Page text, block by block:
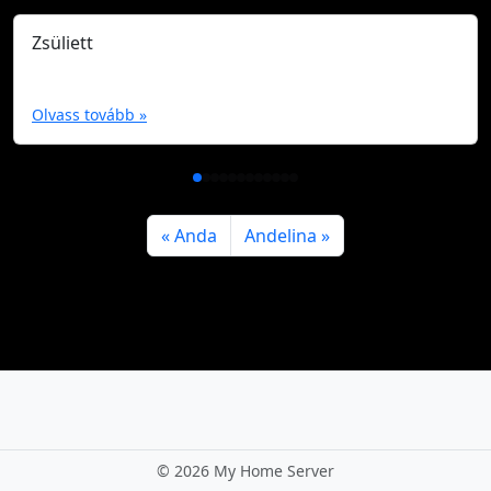
Zsüliett
Olvass tovább »
Anda Andelina
© 2026 My Home Server